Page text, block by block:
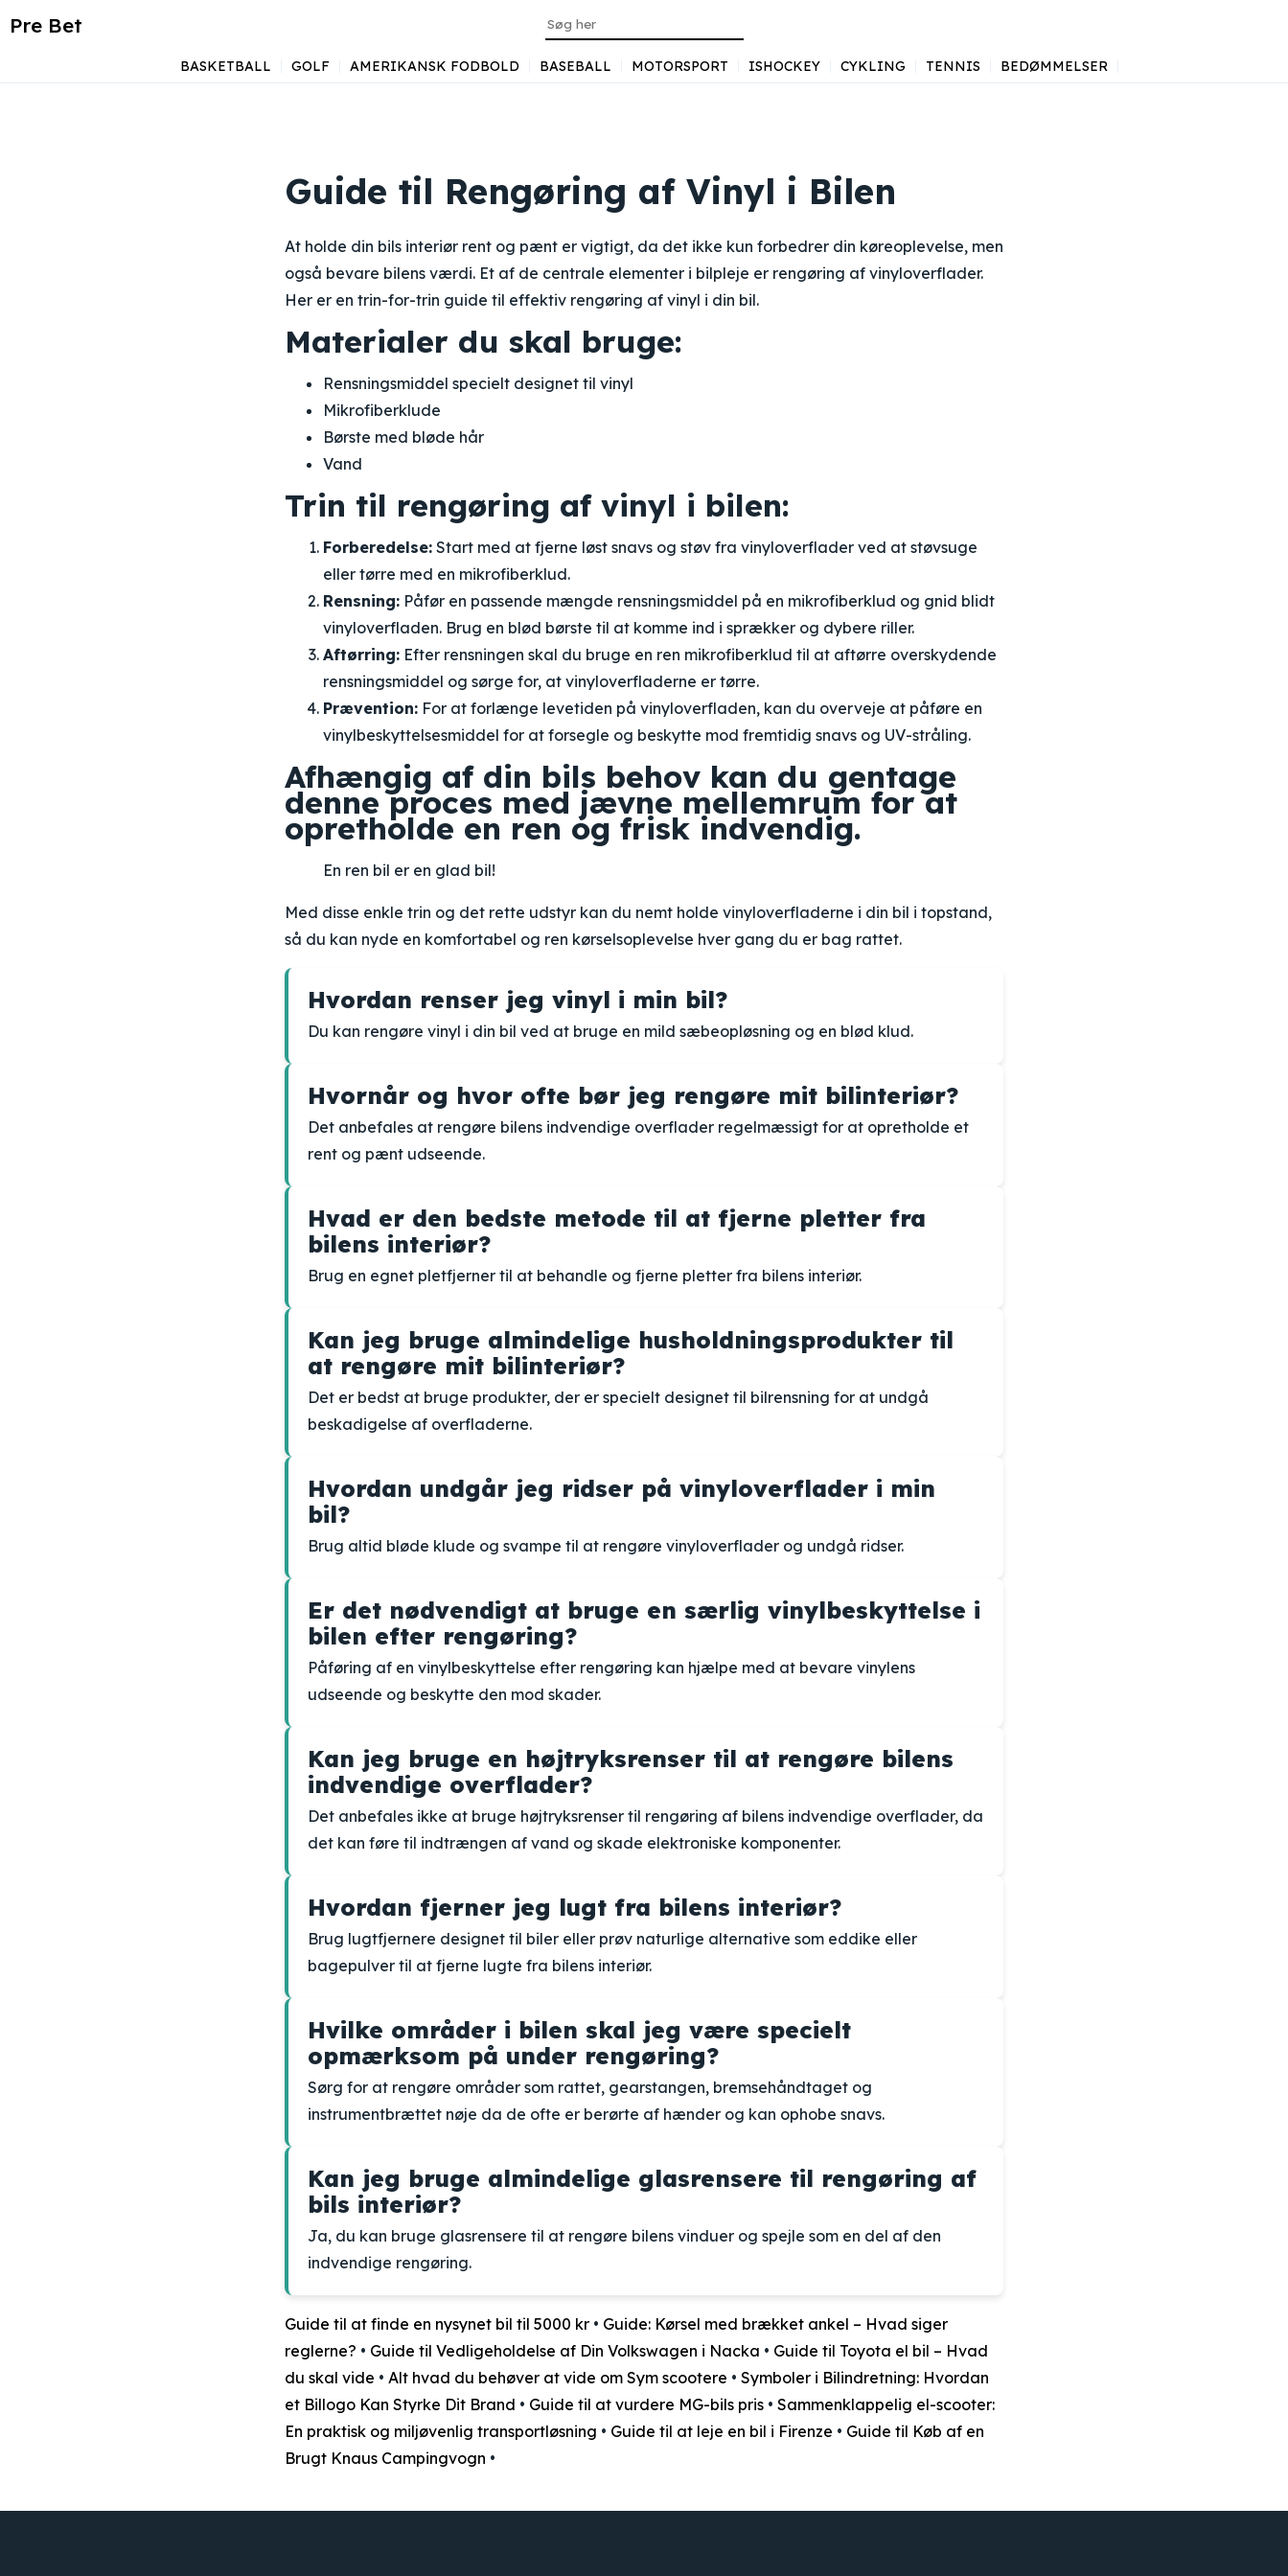
Pre Bet
BASKETBALL GOLF AMERIKANSK FODBOLD BASEBALL MOTORSPORT ISHOCKEY CYKLING TENNIS BEDØMMELSER
Guide til Rengøring af Vinyl i Bilen
At holde din bils interiør rent og pænt er vigtigt, da det ikke kun forbedrer din køreoplevelse, men
også bevare bilens værdi. Et af de centrale elementer i bilpleje er rengøring af vinyloverflader.
Her er en trin-for-trin guide til effektiv rengøring af vinyl i din bil.
Materialer du skal bruge:
Rensningsmiddel specielt designet til vinyl
Mikrofiberklude
Børste med bløde hår
Vand
Trin til rengøring af vinyl i bilen:
Forberedelse: Start med at fjerne løst snavs og støv fra vinyloverflader ved at støvsuge
eller tørre med en mikrofiberklud.
Rensning: Påfør en passende mængde rensningsmiddel på en mikrofiberklud og gnid blidt
vinyloverfladen. Brug en blød børste til at komme ind i sprækker og dybere riller.
Aftørring: Efter rensningen skal du bruge en ren mikrofiberklud til at aftørre overskydende
rensningsmiddel og sørge for, at vinyloverfladerne er tørre.
Prævention: For at forlænge levetiden på vinyloverfladen, kan du overveje at påføre en
vinylbeskyttelsesmiddel for at forsegle og beskytte mod fremtidig snavs og UV-stråling.
Afhængig af din bils behov kan du gentage
denne proces med jævne mellemrum for at
opretholde en ren og frisk indvendig.
En ren bil er en glad bil!
Med disse enkle trin og det rette udstyr kan du nemt holde vinyloverfladerne i din bil i topstand,
så du kan nyde en komfortabel og ren kørselsoplevelse hver gang du er bag rattet.
Hvordan renser jeg vinyl i min bil?
Du kan rengøre vinyl i din bil ved at bruge en mild sæbeopløsning og en blød klud.
Hvornår og hvor ofte bør jeg rengøre mit bilinteriør?
Det anbefales at rengøre bilens indvendige overflader regelmæssigt for at opretholde et
rent og pænt udseende.
Hvad er den bedste metode til at fjerne pletter fra
bilens interiør?
Brug en egnet pletfjerner til at behandle og fjerne pletter fra bilens interiør.
Kan jeg bruge almindelige husholdningsprodukter til
at rengøre mit bilinteriør?
Det er bedst at bruge produkter, der er specielt designet til bilrensning for at undgå
beskadigelse af overfladerne.
Hvordan undgår jeg ridser på vinyloverflader i min
bil?
Brug altid bløde klude og svampe til at rengøre vinyloverflader og undgå ridser.
Er det nødvendigt at bruge en særlig vinylbeskyttelse i
bilen efter rengøring?
Påføring af en vinylbeskyttelse efter rengøring kan hjælpe med at bevare vinylens
udseende og beskytte den mod skader.
Kan jeg bruge en højtryksrenser til at rengøre bilens
indvendige overflader?
Det anbefales ikke at bruge højtryksrenser til rengøring af bilens indvendige overflader, da
det kan føre til indtrængen af vand og skade elektroniske komponenter.
Hvordan fjerner jeg lugt fra bilens interiør?
Brug lugtfjernere designet til biler eller prøv naturlige alternative som eddike eller
bagepulver til at fjerne lugte fra bilens interiør.
Hvilke områder i bilen skal jeg være specielt
opmærksom på under rengøring?
Sørg for at rengøre områder som rattet, gearstangen, bremsehåndtaget og
instrumentbrættet nøje da de ofte er berørte af hænder og kan ophobe snavs.
Kan jeg bruge almindelige glasrensere til rengøring af
bils interiør?
Ja, du kan bruge glasrensere til at rengøre bilens vinduer og spejle som en del af den
indvendige rengøring.
Guide til at finde en nysynet bil til 5000 kr • Guide: Kørsel med brækket ankel – Hvad siger
reglerne? • Guide til Vedligeholdelse af Din Volkswagen i Nacka • Guide til Toyota el bil – Hvad
du skal vide • Alt hvad du behøver at vide om Sym scootere • Symboler i Bilindretning: Hvordan
et Billogo Kan Styrke Dit Brand • Guide til at vurdere MG-bils pris • Sammenklappelig el-scooter:
En praktisk og miljøvenlig transportløsning • Guide til at leje en bil i Firenze • Guide til Køb af en
Brugt Knaus Campingvogn •